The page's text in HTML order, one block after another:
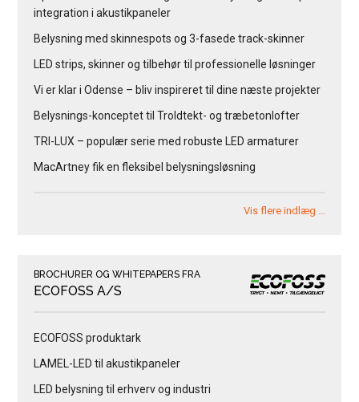
integration i akustikpaneler
Belysning med skinnespots og 3-fasede track-skinner
LED strips, skinner og tilbehør til professionelle løsninger
Vi er klar i Odense – bliv inspireret til dine næste projekter
Belysnings-konceptet til Troldtekt- og træbetonlofter
TRI-LUX – populær serie med robuste LED armaturer
MacArtney fik en fleksibel belysningsløsning
Vis flere indlæg …
BROCHURER OG WHITEPAPERS FRA
ECOFOSS A/S
ECOFOSS produktark
LAMEL-LED til akustikpaneler
LED belysning til erhverv og industri